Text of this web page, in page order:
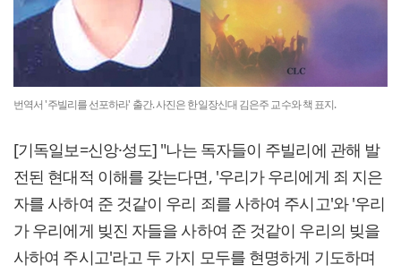
번역서 '주빌리를 선포하라' 출간. 사진은 한일장신대 김은주 교수와 책 표지.
[기독일보=신앙·성도] "나는 독자들이 주빌리에 관해 발
전된 현대적 이해를 갖는다면, '우리가 우리에게 죄 지은
자를 사하여 준 것같이 우리 죄를 사하여 주시고'와 '우리
가 우리에게 빚진 자들을 사하여 준 것같이 우리의 빚을
사하여 주시고'라고 두 가지 모두를 현명하게 기도하며